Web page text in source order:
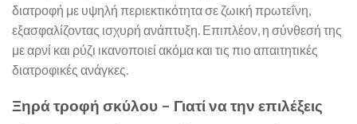
διατροφή με υψηλή περιεκτικότητα σε ζωική πρωτεΐνη,
εξασφαλίζοντας ισχυρή ανάπτυξη. Επιπλέον, η σύνθεσή της
με αρνί και ρύζι ικανοποιεί ακόμα και τις πιο απαιτητικές
διατροφικές ανάγκες.
Ξηρά τροφή σκύλου – Γιατί να την επιλέξεις